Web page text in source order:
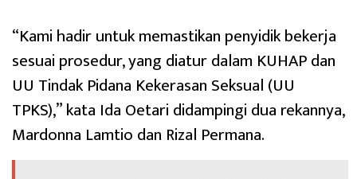
“Kami hadir untuk memastikan penyidik bekerja
sesuai prosedur, yang diatur dalam KUHAP dan
UU Tindak Pidana Kekerasan Seksual (UU
TPKS),” kata Ida Oetari didampingi dua rekannya,
Mardonna Lamtio dan Rizal Permana.